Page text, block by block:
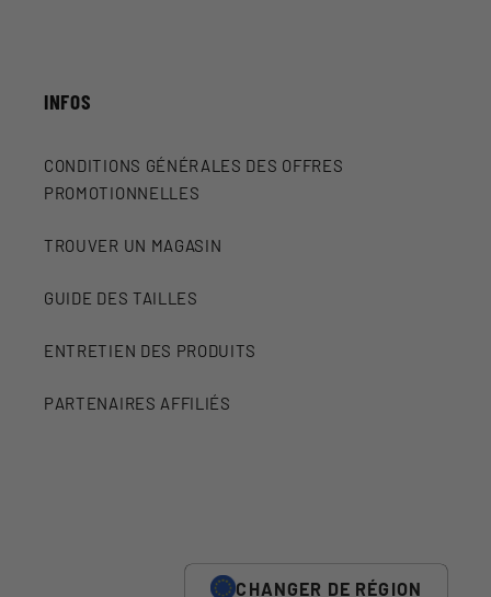
INFOS
CONDITIONS GÉNÉRALES DES OFFRES
PROMOTIONNELLES
TROUVER UN MAGASIN
GUIDE DES TAILLES
ENTRETIEN DES PRODUITS
PARTENAIRES AFFILIÉS
CHANGER DE RÉGION